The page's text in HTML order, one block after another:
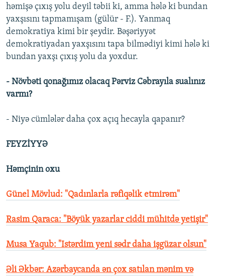
həmişə çıxış yolu deyil təbii ki, amma hələ ki bundan
yaxşısını tapmamışam (gülür - F.). Yanmaq
demokratiya kimi bir şeydir. Bəşəriyyət
demokratiyadan yaxşısını tapa bilmədiyi kimi hələ ki
bundan yaxşı çıxış yolu da yoxdur.
- Növbəti qonağımız olacaq Pərviz Cəbrayıla sualınız
varmı?
- Niyə cümlələr daha çox açıq hecayla qapanır?
FEYZİYYƏ
Həmçinin oxu
Günel Mövlud: "Qadınlarla rəfiqəlik etmirəm"
Rasim Qaraca: "Böyük yazarlar ciddi mühitdə yetişir"
Musa Yaqub: "Istərdim yeni sədr daha işgüzar olsun"
Əli Əkbər: Azərbaycanda ən çox satılan mənim və